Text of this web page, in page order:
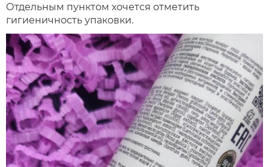
Отдельным пунктом хочется отметить
гигиеничность упаковки.